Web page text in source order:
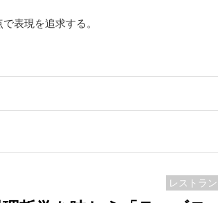
表現を追求する。
レストラン